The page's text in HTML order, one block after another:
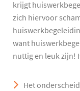
krijgt
zich hiervoor
want
nuttig en leuk zijn!
Het